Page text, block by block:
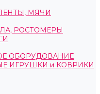
МЯЧИ
РОСТОМЕРЫ
ОБОРУДОВАНИЕ
ИГРУШКИ и КОВРИКИ